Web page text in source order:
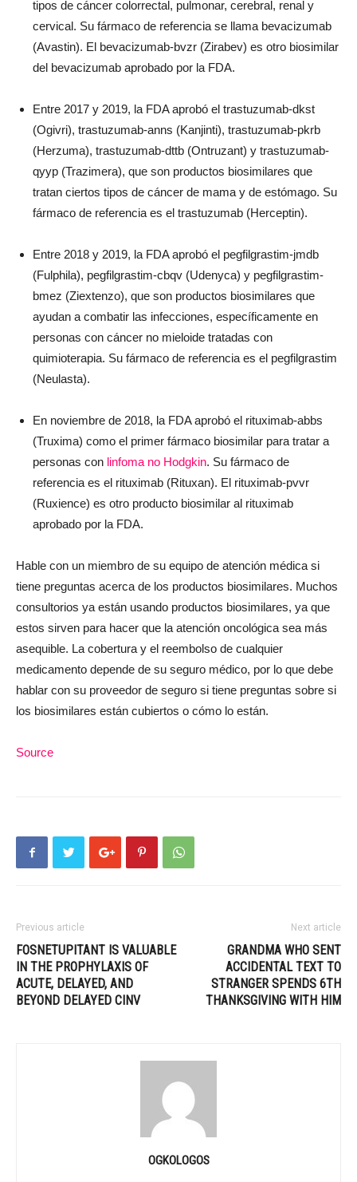
tipos de cáncer colorrectal, pulmonar, cerebral, renal y
cervical. Su fármaco de referencia se llama bevacizumab
(Avastin). El bevacizumab-bvzr (Zirabev) es otro biosimilar
del bevacizumab aprobado por la FDA.
Entre 2017 y 2019, la FDA aprobó el trastuzumab-dkst
(Ogivri), trastuzumab-anns (Kanjinti), trastuzumab-pkrb
(Herzuma), trastuzumab-dttb (Ontruzant) y trastuzumab-
qyyp (Trazimera), que son productos biosimilares que
tratan ciertos tipos de cáncer de mama y de estómago. Su
fármaco de referencia es el trastuzumab (Herceptin).
Entre 2018 y 2019, la FDA aprobó el pegfilgrastim-jmdb
(Fulphila), pegfilgrastim-cbqv (Udenyca) y pegfilgrastim-
bmez (Ziextenzo), que son productos biosimilares que
ayudan a combatir las infecciones, específicamente en
personas con cáncer no mieloide tratadas con
quimioterapia. Su fármaco de referencia es el pegfilgrastim
(Neulasta).
En noviembre de 2018, la FDA aprobó el rituximab-abbs
(Truxima) como el primer fármaco biosimilar para tratar a
personas con linfoma no Hodgkin. Su fármaco de
referencia es el rituximab (Rituxan). El rituximab-pvvr
(Ruxience) es otro producto biosimilar al rituximab
aprobado por la FDA.
Hable con un miembro de su equipo de atención médica si
tiene preguntas acerca de los productos biosimilares. Muchos
consultorios ya están usando productos biosimilares, ya que
estos sirven para hacer que la atención oncológica sea más
asequible. La cobertura y el reembolso de cualquier
medicamento depende de su seguro médico, por lo que debe
hablar con su proveedor de seguro si tiene preguntas sobre si
los biosimilares están cubiertos o cómo lo están.
Source
Previous article
FOSNETUPITANT IS VALUABLE
IN THE PROPHYLAXIS OF
ACUTE, DELAYED, AND
BEYOND DELAYED CINV
Next article
GRANDMA WHO SENT
ACCIDENTAL TEXT TO
STRANGER SPENDS 6TH
THANKSGIVING WITH HIM
OGKOLOGOS